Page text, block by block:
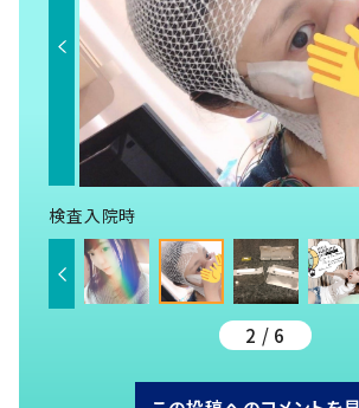
検査入院時
2 / 6